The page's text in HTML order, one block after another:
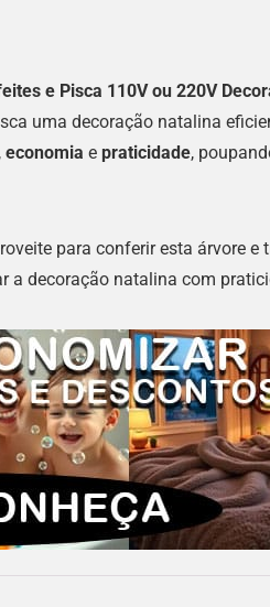
e Pisca 110V ou 220V
uma decoração natalina
, economia e praticidade,
para conferir esta árvore e
decoração natalina com